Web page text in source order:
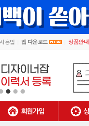
사용법 앱 다운로드 상품안내
[안내] 디자